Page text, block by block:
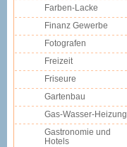
Farben-Lacke
Finanz Gewerbe
Fotografen
Freizeit
Friseure
Gartenbau
Gas-Wasser-Heizung
Gastronomie und
Hotels